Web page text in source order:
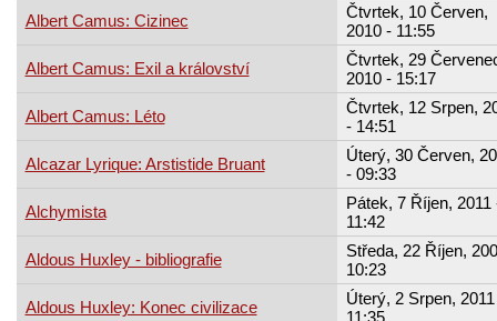
Albert Camus: Cizinec
Čtvrtek, 10 Červen,
2010 - 11:55
Albert Camus: Exil a království
Čtvrtek, 29
2010 - 15:17
Albert Camus: Léto
Čtvrtek, 12 Srpen,
- 14:51
Alcazar Lyrique: Arstistide Bruant
Úterý, 30 Červen,
- 09:33
Alchymista
Pátek, 7 Říjen, 2011
11:42
Aldous Huxley - bibliografie
Středa, 22 Říjen,
10:23
Aldous Huxley: Konec civilizace
Úterý, 2 Srpen,
11:35